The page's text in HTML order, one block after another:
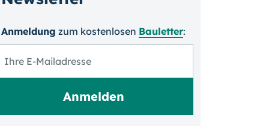
Anmeldung zum kosten­losen Bauletter: